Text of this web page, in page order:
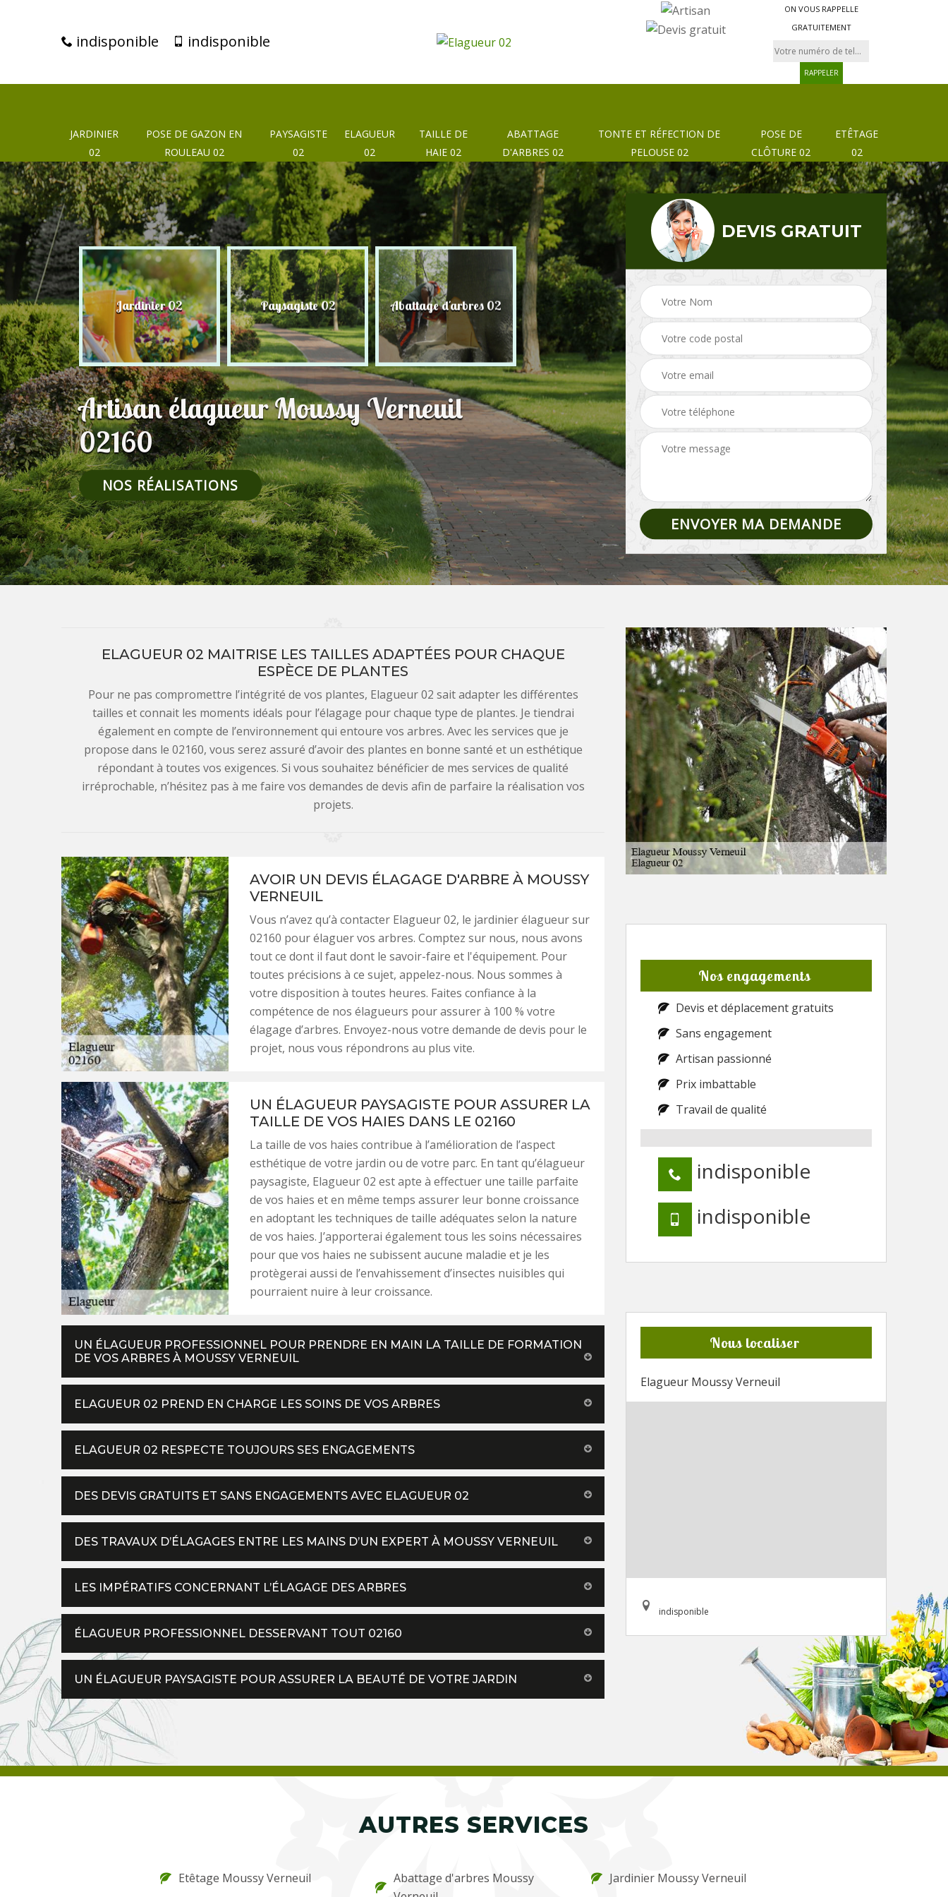
indisponible indisponible
ON VOUS RAPPELLE
GRATUITEMENT
JARDINIER
02
POSE DE GAZON EN
ROULEAU 02
PAYSAGISTE
02
ELAGUEUR
02
TAILLE DE
HAIE 02
ABATTAGE
D'ARBRES 02
TONTE ET RÉFECTION DE
PELOUSE 02
POSE DE
CLÔTURE 02
ETÊTAGE
02
02 Jardinier 02 Paysagiste 02 Abattage d'arbres 02 Taille de haie 02 Pose de clôture et Etêtage 02
Artisan élagueur Moussy Verneuil
02160
NOS RÉALISATIONS
DEVIS GRATUIT
ELAGUEUR 02 MAITRISE LES TAILLES ADAPTÉES POUR CHAQUE
ESPÈCE DE PLANTES
Pour ne pas compromettre l’intégrité de vos plantes, Elagueur 02 sait adapter les différentes
tailles et connait les moments idéals pour l’élagage pour chaque type de plantes. Je tiendrai
également en compte de l’environnement qui entoure vos arbres. Avec les services que je
propose dans le 02160, vous serez assuré d’avoir des plantes en bonne santé et un esthétique
répondant à toutes vos exigences. Si vous souhaitez bénéficier de mes services de qualité
irréprochable, n’hésitez pas à me faire vos demandes de devis afin de parfaire la réalisation vos
projets.
AVOIR UN DEVIS ÉLAGAGE D'ARBRE À MOUSSY
VERNEUIL
Vous n’avez qu’à contacter Elagueur 02, le jardinier élagueur sur
02160 pour élaguer vos arbres. Comptez sur nous, nous avons
tout ce dont il faut dont le savoir-faire et l'équipement. Pour
toutes précisions à ce sujet, appelez-nous. Nous sommes à
votre disposition à toutes heures. Faites confiance à la
compétence de nos élagueurs pour assurer à 100 % votre
élagage d’arbres. Envoyez-nous votre demande de devis pour le
projet, nous vous répondrons au plus vite.
UN ÉLAGUEUR PAYSAGISTE POUR ASSURER LA
TAILLE DE VOS HAIES DANS LE 02160
La taille de vos haies contribue à l’amélioration de l’aspect
esthétique de votre jardin ou de votre parc. En tant qu’élagueur
paysagiste, Elagueur 02 est apte à effectuer une taille parfaite
de vos haies et en même temps assurer leur bonne croissance
en adoptant les techniques de taille adéquates selon la nature
de vos haies. J’apporterai également tous les soins nécessaires
pour que vos haies ne subissent aucune maladie et je les
protègerai aussi de l’envahissement d’insectes nuisibles qui
pourraient nuire à leur croissance.
UN ÉLAGUEUR PROFESSIONNEL POUR PRENDRE EN MAIN LA TAILLE DE FORMATION
DE VOS ARBRES À MOUSSY VERNEUIL
ELAGUEUR 02 PREND EN CHARGE LES SOINS DE VOS ARBRES
ELAGUEUR 02 RESPECTE TOUJOURS SES ENGAGEMENTS
DES DEVIS GRATUITS ET SANS ENGAGEMENTS AVEC ELAGUEUR 02
DES TRAVAUX D’ÉLAGAGES ENTRE LES MAINS D’UN EXPERT À MOUSSY VERNEUIL
LES IMPÉRATIFS CONCERNANT L’ÉLAGAGE DES ARBRES
ÉLAGUEUR PROFESSIONNEL DESSERVANT TOUT 02160
UN ÉLAGUEUR PAYSAGISTE POUR ASSURER LA BEAUTÉ DE VOTRE JARDIN
Nos engagements
Devis et déplacement gratuits
Sans engagement
Artisan passionné
Prix imbattable
Travail de qualité
indisponible
indisponible
Nous localiser
Elagueur Moussy Verneuil
indisponible
AUTRES SERVICES
Etêtage Moussy Verneuil
Abattage d'arbres Moussy
Jardinier Moussy Verneuil